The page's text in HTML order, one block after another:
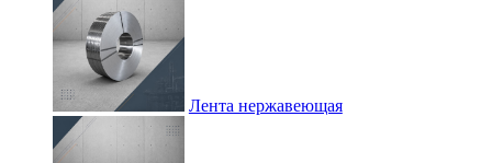
Лента нержавеющая